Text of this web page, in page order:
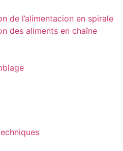
de l’alimentacion en spirale
des aliments en chaîne